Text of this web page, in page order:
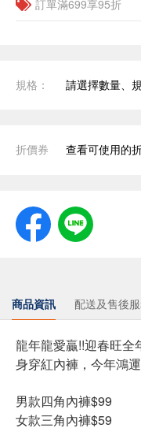
訂單滿699享95折
規格： 請選擇數量、
折價券 查看可使用的
商品資訊 配送及售後
龍年龍愛贏!!迎春旺全
身穿紅內褲，今年鴻
男款四角內褲$99
女款三角內褲$59